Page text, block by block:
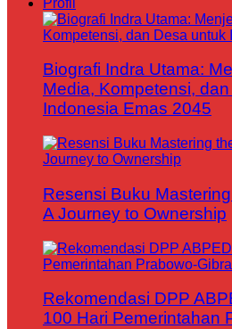
Biografi Indra Utama:
Media, Kompetensi,
Indonesia Emas 2045
Resensi Buku
A Journey to Ownership
Rekomendasi DPP
100 Hari Pemerintahan